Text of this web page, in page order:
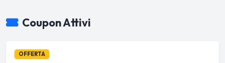
Coupon Attivi
OFFERTA